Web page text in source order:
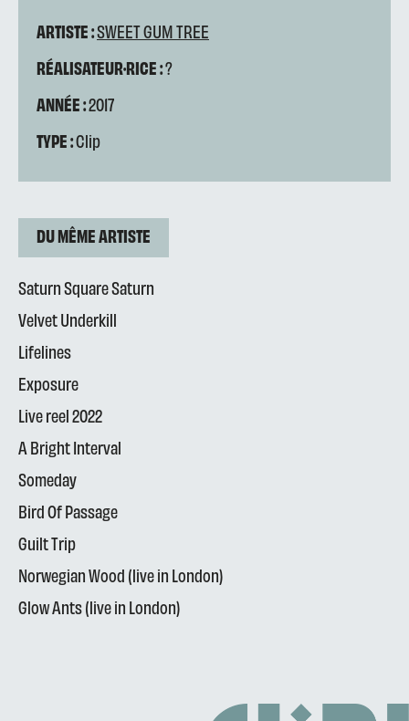
ARTISTE :SWEET GUM TREE
RÉALISATEUR·RICE :?
ANNÉE :2017
TYPE :Clip
DU MÊME ARTISTE
Saturn Square Saturn
Velvet Underkill
Lifelines
Exposure
Live reel 2022
A Bright Interval
Someday
Bird Of Passage
Guilt Trip
Norwegian Wood (live in London)
Glow Ants (live in London)